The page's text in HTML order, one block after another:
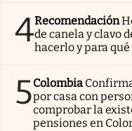
4Recomendación
de canela y clavo
hacerlo y para
5Colombia
por casa con
comprobar la
pensiones en